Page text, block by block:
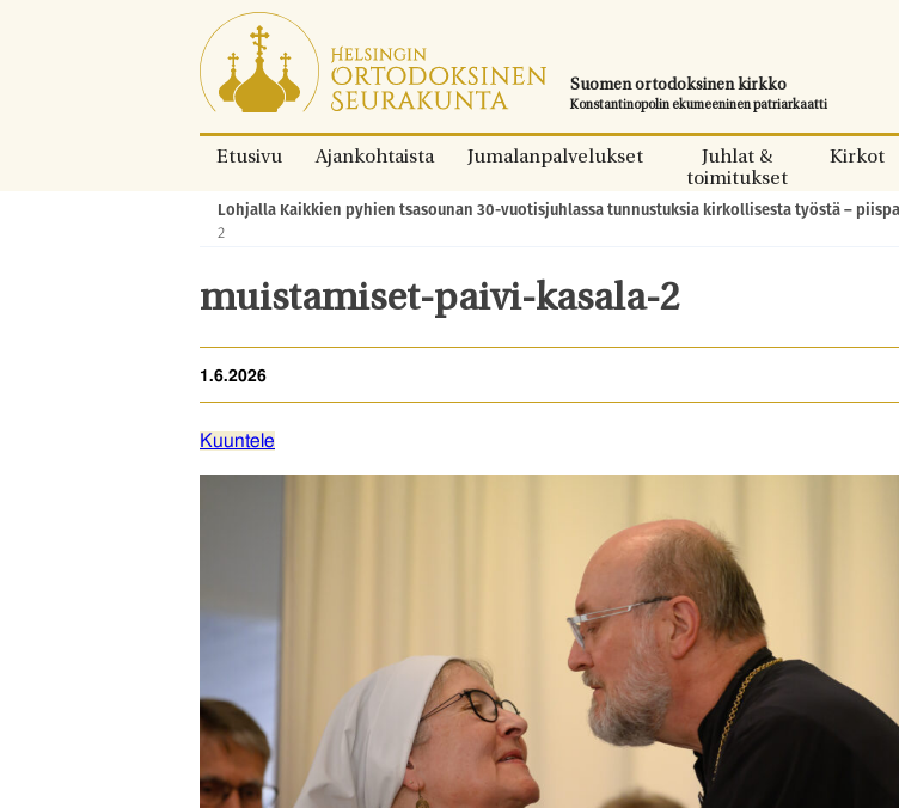
Siirry
suoraan
sisältöön.
Suomen ortodoksinen kirkko
Konstantinopolin ekumeeninen patriarkaatti
Etusivu Ajankohtaista Jumalanpalvelukset
Juhlat &
toimitukset
Kirkot
Murupolku:
Lohjalla Kaikkien pyhien tsasounan 30-vuotisjuhlassa tunnustuksia kirkollisesta työstä –
2
muistamiset-paivi-kasala-2
1.6.2026
Kuuntele